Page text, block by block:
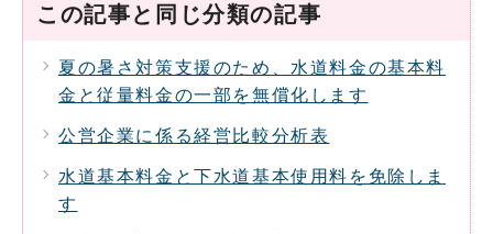
この記事と同じ分類の記事
夏の暑さ対策支援のため、水道料金の基本料
金と従量料金の一部を無償化します
公営企業に係る経営比較分析表
水道基本料金と下水道基本使用料を免除しま
す